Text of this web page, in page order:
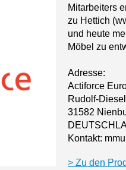
Mitarbeiters
zu Hettich
und heute
Möbel zu
Adresse:
Actiforce
Rudolf-
31582
Kontakt:
Zu den